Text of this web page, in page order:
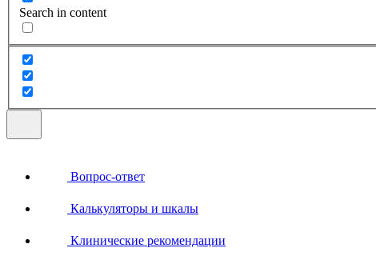
Search in content
Вопрос-ответ
Калькуляторы и шкалы
Клинические рекомендации